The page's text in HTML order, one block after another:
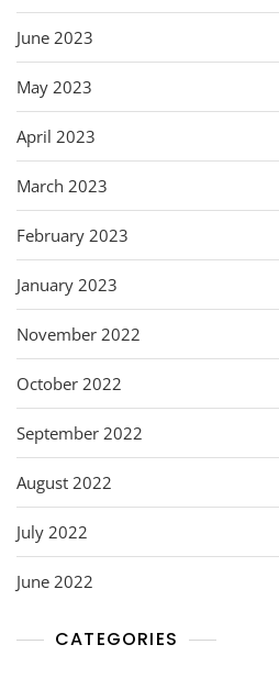
June 2023
May 2023
April 2023
March 2023
February 2023
January 2023
November 2022
October 2022
September 2022
August 2022
July 2022
June 2022
CATEGORIES